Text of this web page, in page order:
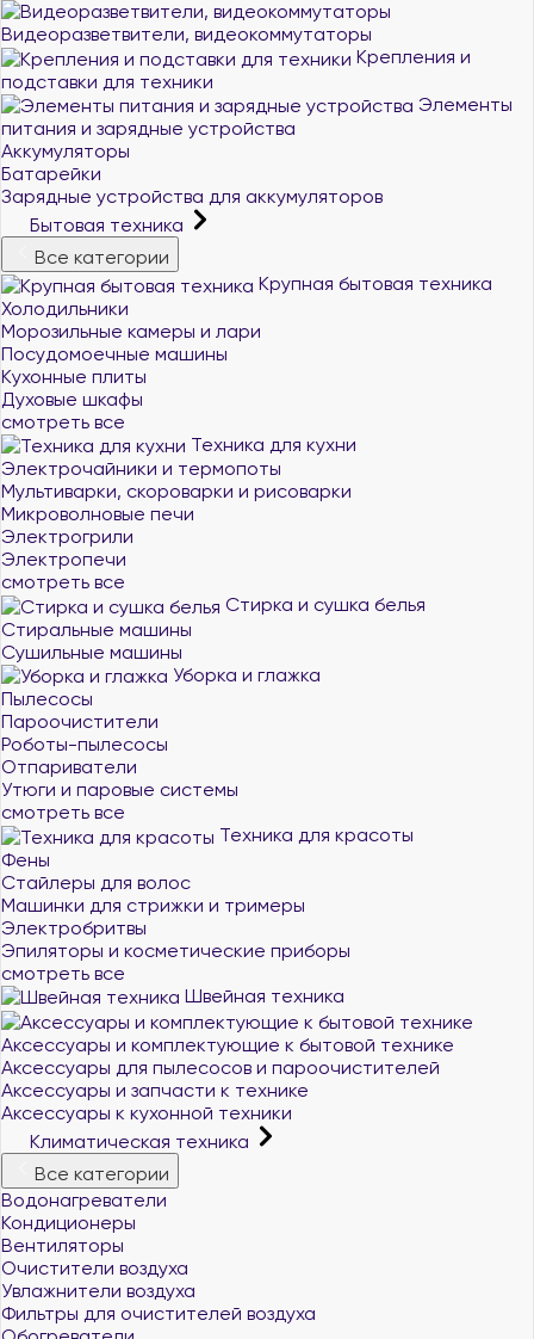
Видеоразветвители, видеокоммутаторы
Крепления и
подставки для техники
Элементы
питания и зарядные устройства
Аккумуляторы
Батарейки
Зарядные устройства для аккумуляторов
Бытовая техника
Все категории
Крупная бытовая техника
Холодильники
Морозильные камеры и лари
Посудомоечные машины
Кухонные плиты
Духовые шкафы
смотреть все
Техника для кухни
Электрочайники и термопоты
Мультиварки, скороварки и рисоварки
Микроволновые печи
Электрогрили
Электропечи
смотреть все
Стирка и сушка белья
Стиральные машины
Сушильные машины
Уборка и глажка
Пылесосы
Пароочистители
Роботы-пылесосы
Отпариватели
Утюги и паровые системы
смотреть все
Техника для красоты
Фены
Стайлеры для волос
Машинки для стрижки и тримеры
Электробритвы
Эпиляторы и косметические приборы
смотреть все
Швейная техника
Аксессуары и комплектующие к бытовой технике
Аксессуары для пылесосов и пароочистителей
Аксессуары и запчасти к технике
Аксессуары к кухонной техники
Климатическая техника
Все категории
Водонагреватели
Кондиционеры
Вентиляторы
Очистители воздуха
Увлажнители воздуха
Фильтры для очистителей воздуха